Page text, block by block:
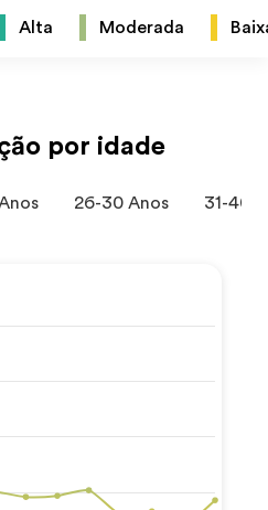
Alta Moderada
por idade
26-30 Anos 31-40